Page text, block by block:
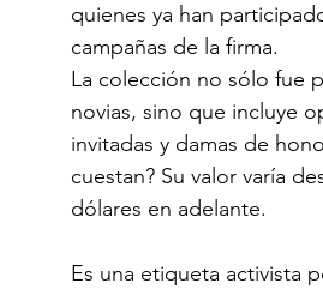
quienes ya han
campañas de la firma.
La colección no sólo fue
novias, sino que incluye
invitadas y damas de
cuestan? Su valor varía
dólares en adelante.
Es una etiqueta activista